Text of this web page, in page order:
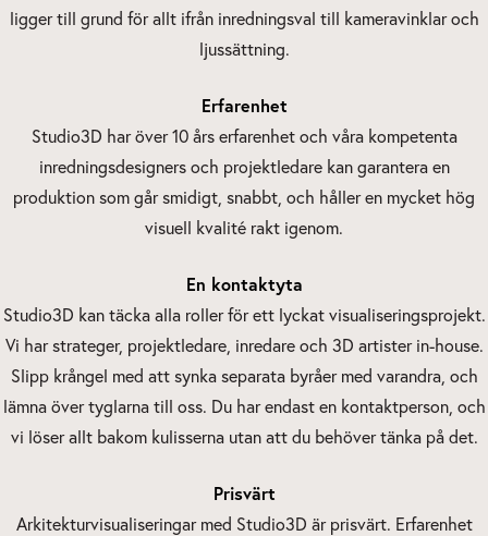
ligger till grund för allt ifrån inredningsval till kameravinklar och
ljussättning.
Erfarenhet
Studio3D har över 10 års erfarenhet och våra kompetenta
inredningsdesigners och projektledare kan garantera en
produktion som går smidigt, snabbt, och håller en mycket hög
visuell kvalité rakt igenom.
En kontaktyta
Studio3D kan täcka alla roller för ett lyckat visualiseringsprojekt.
Vi har strateger, projektledare, inredare och 3D artister in-house.
Slipp krångel med att synka separata byråer med varandra, och
lämna över tyglarna till oss. Du har endast en kontaktperson, och
vi löser allt bakom kulisserna utan att du behöver tänka på det.
Prisvärt
Arkitekturvisualiseringar med Studio3D är prisvärt. Erfarenhet